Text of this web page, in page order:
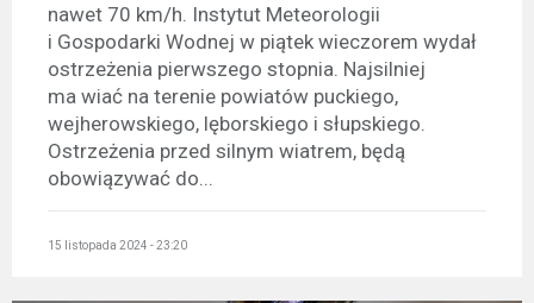
nawet 70 km/h. Instytut Meteorologii
i Gospodarki Wodnej w piątek wieczorem wydał
ostrzeżenia pierwszego stopnia. Najsilniej
ma wiać na terenie powiatów puckiego,
wejherowskiego, lęborskiego i słupskiego.
Ostrzeżenia przed silnym wiatrem, będą
obowiązywać do...
15 listopada 2024 - 23:20